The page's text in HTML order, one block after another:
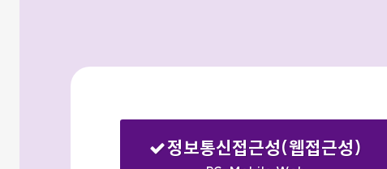
정보통신접근성(웹접근성)